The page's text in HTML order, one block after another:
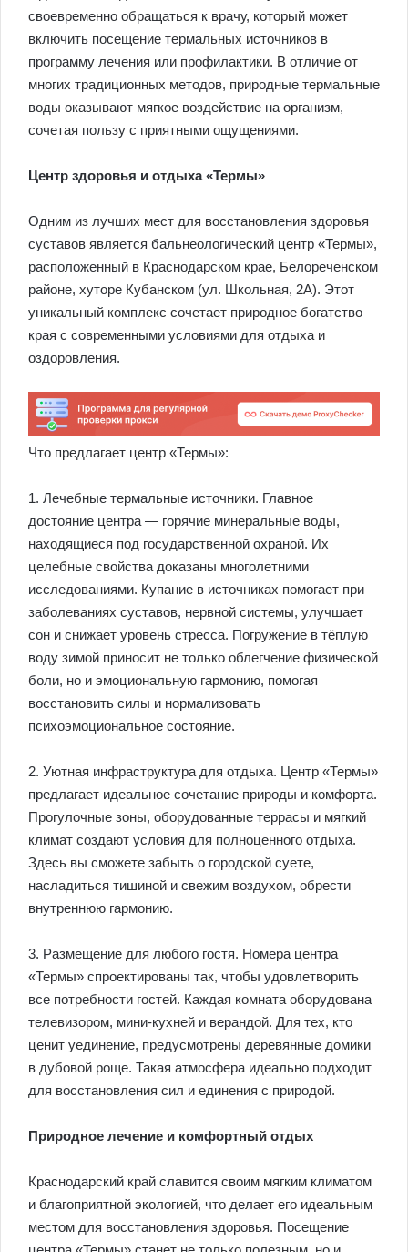
своевременно обращаться к врачу, который может
включить посещение термальных источников в
программу лечения или профилактики. В отличие от
многих традиционных методов, природные термальные
воды оказывают мягкое воздействие на организм,
сочетая пользу с приятными ощущениями.
Центр здоровья и отдыха «Термы»
Одним из лучших мест для восстановления здоровья
суставов является бальнеологический центр «Термы»,
расположенный в Краснодарском крае, Белореченском
районе, хуторе Кубанском (ул. Школьная, 2А). Этот
уникальный комплекс сочетает природное богатство
края с современными условиями для отдыха и
оздоровления.
Что предлагает центр «Термы»:
1. Лечебные термальные источники. Главное
достояние центра — горячие минеральные воды,
находящиеся под государственной охраной. Их
целебные свойства доказаны многолетними
исследованиями. Купание в источниках помогает при
заболеваниях суставов, нервной системы, улучшает
сон и снижает уровень стресса. Погружение в тёплую
воду зимой приносит не только облегчение физической
боли, но и эмоциональную гармонию, помогая
восстановить силы и нормализовать
психоэмоциональное состояние.
2. Уютная инфраструктура для отдыха. Центр «Термы»
предлагает идеальное сочетание природы и комфорта.
Прогулочные зоны, оборудованные террасы и мягкий
климат создают условия для полноценного отдыха.
Здесь вы сможете забыть о городской суете,
насладиться тишиной и свежим воздухом, обрести
внутреннюю гармонию.
3. Размещение для любого гостя. Номера центра
«Термы» спроектированы так, чтобы удовлетворить
все потребности гостей. Каждая комната оборудована
телевизором, мини-кухней и верандой. Для тех, кто
ценит уединение, предусмотрены деревянные домики
в дубовой роще. Такая атмосфера идеально подходит
для восстановления сил и единения с природой.
Природное лечение и комфортный отдых
Краснодарский край славится своим мягким климатом
и благоприятной экологией, что делает его идеальным
местом для восстановления здоровья. Посещение